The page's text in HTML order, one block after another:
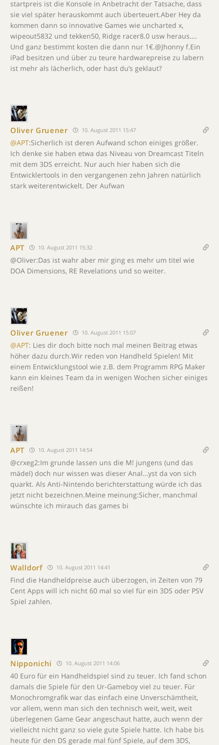
startpreis ist die Konsole in Anbetracht der Tatsache, dass
sie viel später herauskommt auch überteuert.Aber Hey da
kommen dann so innovative Games wie uncharted x,
wipeout5832 und tekken50, Ridge racer8.0 usw heraus….
Und ganz bestimmt kosten die dann nur 1€.@Jhonny f.Ein
iPad besitzen und über zu teure hardwarepreise zu labern
ist mehr als lächerlich, oder hast du’s geklaut?
Oliver Gruener 10. August 2011 15:47
@APT:Sicherlich ist deren Aufwand schon einiges größer.
Ich denke sie haben etwa das Niveau von Dreamcast Titeln
mit dem 3DS erreicht. Nur auch hier haben sich die
Entwicklertools in den vergangenen zehn Jahren natürlich
stark weiterentwickelt. Der Aufwan
APT 10. August 2011 15:32
@Oliver:Das ist wahr aber mir ging es mehr um titel wie
DOA Dimensions, RE Revelations und so weiter.
Oliver Gruener 10. August 2011 15:07
@APT: Lies dir doch bitte noch mal meinen Beitrag etwas
höher dazu durch.Wir reden von Handheld Spielen! Mit
einem Entwicklungstool wie z.B. dem Programm RPG Maker
kann ein kleines Team da in wenigen Wochen sicher einiges
reißen!
APT 10. August 2011 14:54
@crxeg2:Im grunde lassen uns die M! jungens (und das
mädel) doch nur wissen was dieser Anal…yst da von sich
quarkt. Als Anti-Nintendo berichterstattung würde ich das
jetzt nicht bezeichnen.Meine meinung:Sicher, manchmal
wünschte ich mirauch das games bi
Walldorf 10. August 2011 14:41
Find die Handheldpreise auch überzogen, in Zeiten von 79
Cent Apps will ich nicht 60 mal so viel für ein 3DS oder PSV
Spiel zahlen.
Nipponichi 10. August 2011 14:06
40 Euro für ein Handheldspiel sind zu teuer. Ich fand schon
damals die Spiele für den Ur-Gameboy viel zu teuer. Für
Monochromgrafik war das einfach eine Unverschämtheit,
vor allem, wenn man sich den technisch weit, weit, weit
überlegenen Game Gear angeschaut hatte, auch wenn der
vielleicht nicht ganz so viele gute Spiele hatte. Ich habe bis
heute für den DS gerade mal fünf Spiele, auf dem 3DS,